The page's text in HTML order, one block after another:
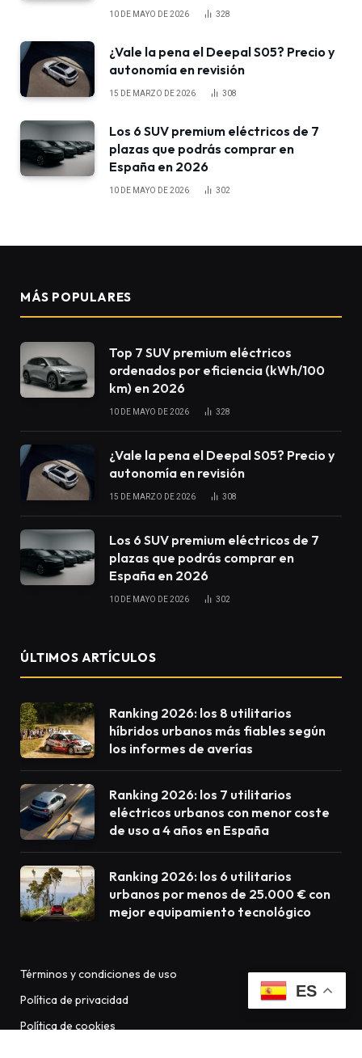
10 DE MAYO DE 2026 328
¿Vale la pena el Deepal S05? Precio y
autonomía en revisión
15 DE MARZO DE 2026 308
Los 6 SUV premium eléctricos de 7
plazas que podrás comprar en
España en 2026
10 DE MAYO DE 2026 302
MÁS POPULARES
Top 7 SUV premium eléctricos
ordenados por eficiencia (kWh/100
km) en 2026
10 DE MAYO DE 2026 328
¿Vale la pena el Deepal S05? Precio y
autonomía en revisión
15 DE MARZO DE 2026 308
Los 6 SUV premium eléctricos de 7
plazas que podrás comprar en
España en 2026
10 DE MAYO DE 2026 302
ÚLTIMOS ARTÍCULOS
Ranking 2026: los 8 utilitarios
híbridos urbanos más fiables según
los informes de averías
Ranking 2026: los 7 utilitarios
eléctricos urbanos con menor coste
de uso a 4 años en España
Ranking 2026: los 6 utilitarios
urbanos por menos de 25.000 € con
mejor equipamiento tecnológico
Términos y condiciones de uso
Política de privacidad
Política de cookies
ES